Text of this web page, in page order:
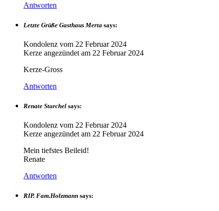
Antworten
Letzte Grüße Gasthaus Merta says:
Kondolenz vom 22 Februar 2024
Kerze angezündet am 22 Februar 2024
Kerze-Gross
Antworten
Renate Starchel says:
Kondolenz vom 22 Februar 2024
Kerze angezündet am 22 Februar 2024
Mein tiefstes Beileid!
Renate
Antworten
RIP. Fam.Holzmann says: